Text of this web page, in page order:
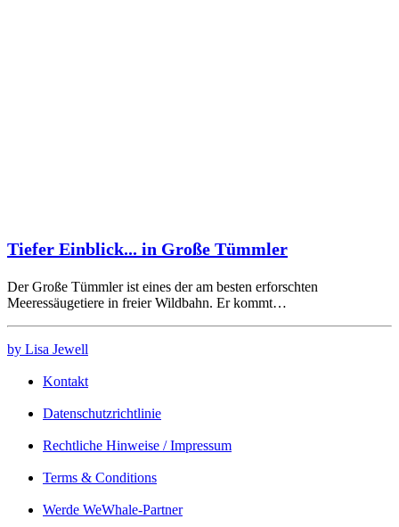
Tiefer Einblick... in Große Tümmler
Der Große Tümmler ist eines der am besten erforschten
Meeressäugetiere in freier Wildbahn. Er kommt…
by Lisa Jewell
Kontakt
Datenschutzrichtlinie
Rechtliche Hinweise / Impressum
Terms & Conditions
Werde WeWhale-Partner